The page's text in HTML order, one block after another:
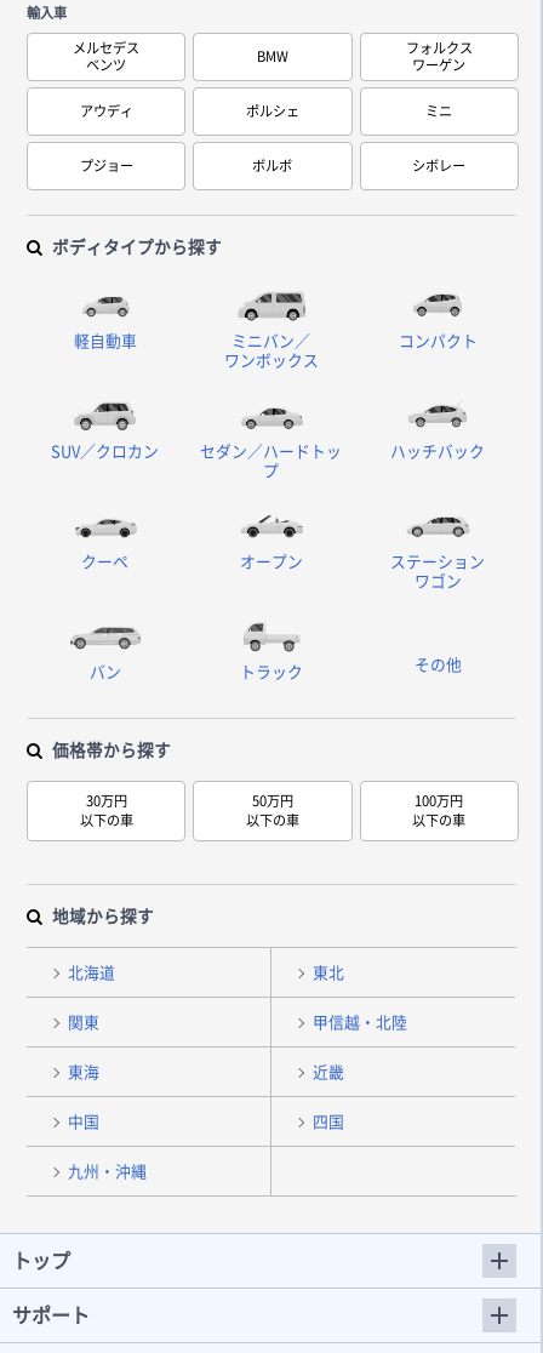
輸入車
メルセデス
ベンツ
BMW
フォルクス
ワーゲン
アウディ ポルシェ ミニ
プジョー ボルボ シボレー
ボディタイプから探す
軽自動車
ミニバン／
ワンボックス
コンパクト
SUV／クロカン
セダン／ハードトッ
プ
ハッチバック
クーペ オープン
ステーション
ワゴン
バン トラック その他
価格帯から探す
30万円
以下の車
50万円
以下の車
100万円
以下の車
地域から探す
北海道 東北
関東 甲信越・北陸
東海 近畿
中国 四国
九州・沖縄
トップ
サポート